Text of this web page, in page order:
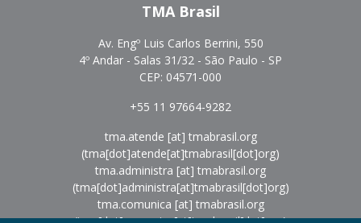
TMA Brasil
Av. Engº Luis Carlos Berrini, 550
4º Andar - Salas 31/32 - São Paulo - SP
CEP: 04571-000
+55 11 97664-9282
tma.atende [at] tmabrasil.org
(tma[dot]atende[at]tmabrasil[dot]org)
tma.administra [at] tmabrasil.org
(tma[dot]administra[at]tmabrasil[dot]org)
tma.comunica [at] tmabrasil.org